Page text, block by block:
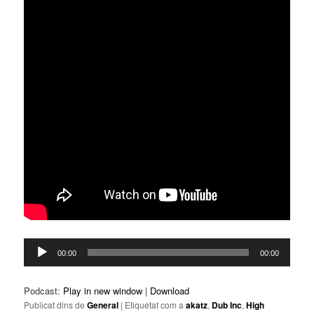
Reproductor
d'àudio
00:00 00:00
Podcast: Play in new window | Download
Publicat dins de General | Etiquetat com a akatz, Dub Inc,High